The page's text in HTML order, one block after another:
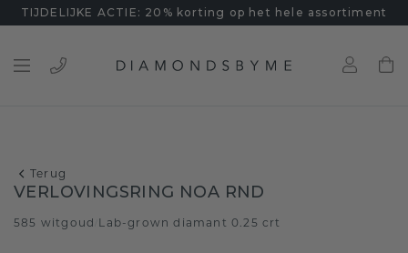
TIJDELIJKE ACTIE: 20% korting op het hele assortiment
Terug
VERLOVINGSRING NOA RND
585 witgoud Lab-grown diamant 0.25 crt